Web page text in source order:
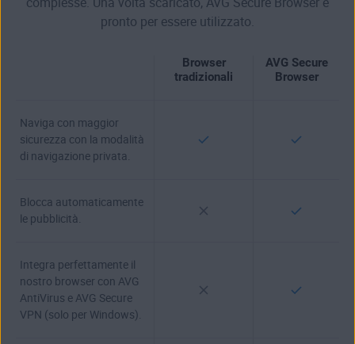
pronto per essere utilizzato.
Browser
tradizionali
AVG Secure
Browser
Naviga con maggior
sicurezza con la modalità
di navigazione privata.
Blocca automaticamente
le pubblicità.
Integra perfettamente il
nostro browser con AVG
AntiVirus e AVG Secure
VPN (solo per Windows).